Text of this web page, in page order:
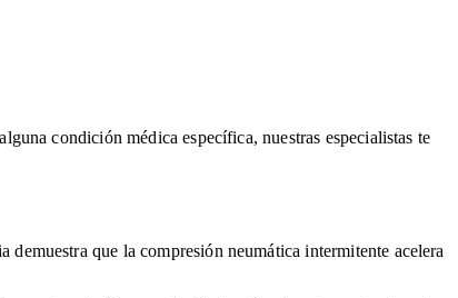
condición médica específica, nuestras especialistas te
que la compresión neumática intermitente acelera